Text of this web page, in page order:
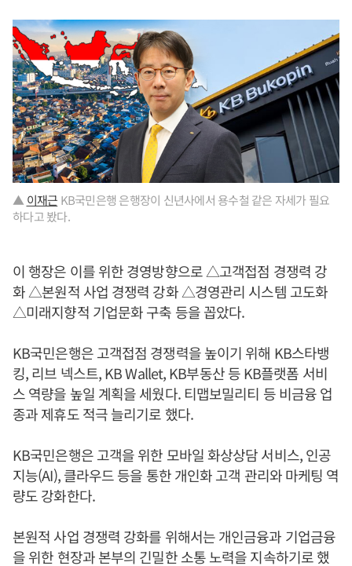
▲ 이재근 KB국민은행 은행장이 신년사에서 용수철 같은 자세가 필요
하다고 봤다.
이 행장은 이를 위한 경영방향으로 △고객접점 경쟁력 강
화 △본원적 사업 경쟁력 강화 △경영관리 시스템 고도화
△미래지향적 기업문화 구축 등을 꼽았다.
KB국민은행은 고객접점 경쟁력을 높이기 위해 KB스타뱅
킹, 리브 넥스트, KB Wallet, KB부동산 등 KB플랫폼 서비
스 역량을 높일 계획을 세웠다. 티맵보밀리티 등 비금융 업
종과 제휴도 적극 늘리기로 했다.
KB국민은행은 고객을 위한 모바일 화상상담 서비스, 인공
지능(AI), 클라우드 등을 통한 개인화 고객 관리와 마케팅 역
량도 강화한다.
본원적 사업 경쟁력 강화를 위해서는 개인금융과 기업금융
을 위한 현장과 본부의 긴밀한 소통 노력을 지속하기로 했